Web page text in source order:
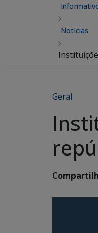
Notícias
Geral